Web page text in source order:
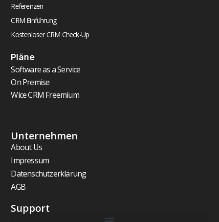
Referenzen
CRM Einführung
Kostenloser CRM Check-Up
Pläne
Software as a Service
On Premise
Wice CRM Freemium
Unternehmen
About Us
Impressum
Datenschutzerklärung
AGB
Support